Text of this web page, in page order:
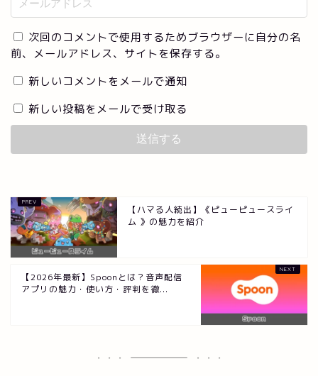
次回のコメントで使用するためブラウザーに自分の名
前、メールアドレス、サイトを保存する。
新しいコメントをメールで通知
新しい投稿をメールで受け取る
【ハマる人続出】《ピューピュースライ
ム 》の魅力を紹介
【2026年最新】Spoonとは？音声配信
アプリの魅力・使い方・評判を徹...